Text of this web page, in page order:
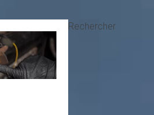
Rechercher